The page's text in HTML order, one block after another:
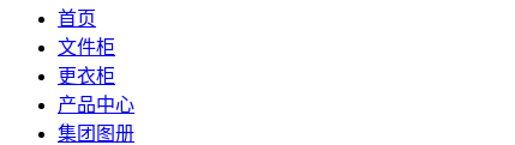
首页
文件柜
更衣柜
产品中心
集团图册